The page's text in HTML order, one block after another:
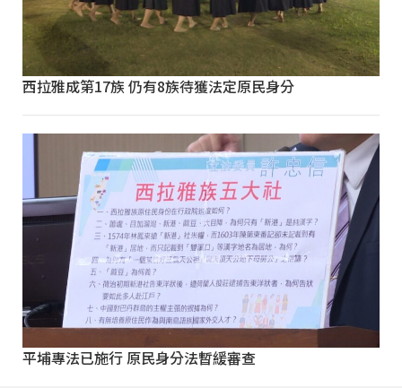
西拉雅成第17族 仍有8族待獲法定原民身分
平埔專法已施行 原民身分法暫緩審查